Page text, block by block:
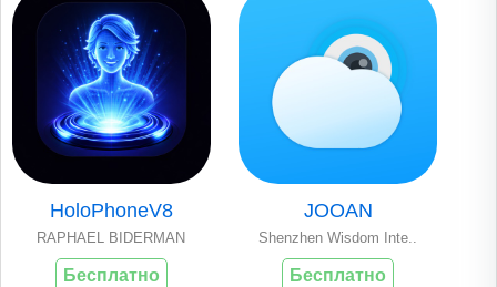
HoloPhoneV8
RAPHAEL BIDERMAN
Бесплатно
JOOAN
Shenzhen Wisdom Inte..
Бесплатно